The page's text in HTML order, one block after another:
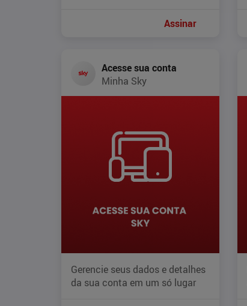
Assinar
Acesse sua conta
Minha Sky
Gerencie seus dados e detalhes
da sua conta em um só lugar